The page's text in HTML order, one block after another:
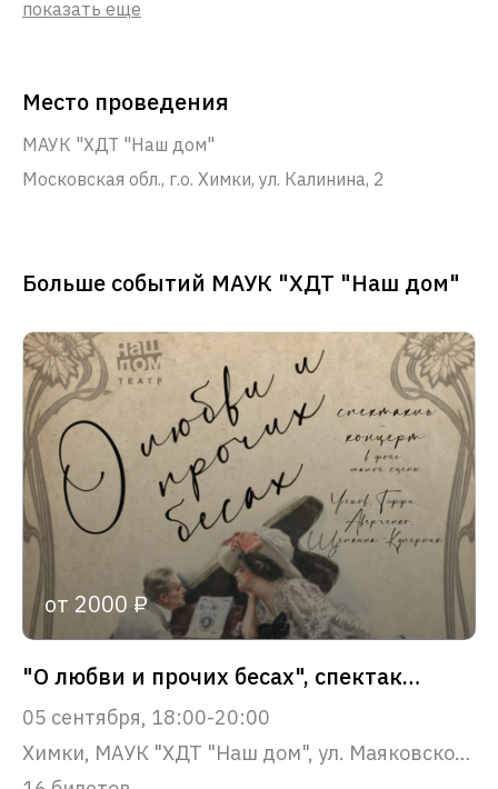
показать еще
Место проведения
МАУК "ХДТ "Наш дом"
Московская обл., г.о. Химки, ул. Калинина, 2
Больше событий МАУК "ХДТ "Наш дом"
от 2000 ₽
"О любви и прочих бесах", спектакль - концерт
05 сентября, 18:00-20:00
Химки, МАУК "ХДТ "Наш дом", ул. Маяковского, 22